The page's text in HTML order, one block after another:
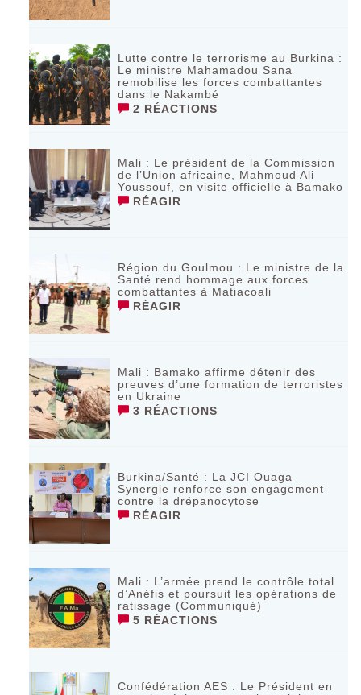
Lutte contre le terrorisme au Burkina :
Le ministre Mahamadou Sana
remobilise les forces combattantes
dans le Nakambé
2 RÉACTIONS
Mali : Le président de la Commission
de l’Union africaine, Mahmoud Ali
Youssouf, en visite officielle à Bamako
RÉAGIR
Région du Goulmou : Le ministre de la
Santé rend hommage aux forces
combattantes à Matiacoali
RÉAGIR
Mali : Bamako affirme détenir des
preuves d’une formation de terroristes
en Ukraine
3 RÉACTIONS
Burkina/Santé : La JCI Ouaga
Synergie renforce son engagement
contre la drépanocytose
RÉAGIR
Mali : L’armée prend le contrôle total
d’Anéfis et poursuit les opérations de
ratissage (Communiqué)
5 RÉACTIONS
Confédération AES : Le Président en